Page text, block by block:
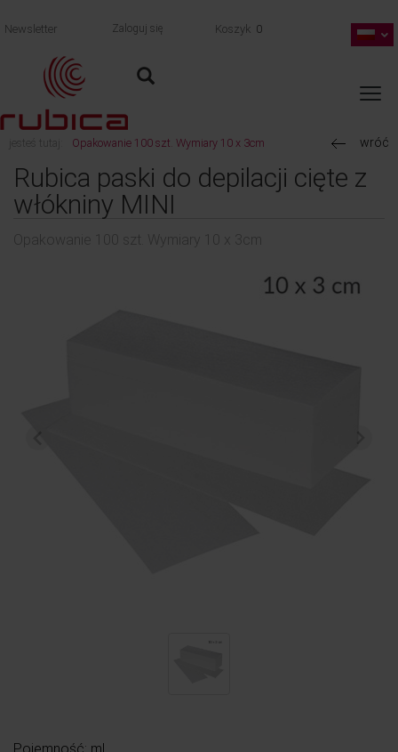
Newsletter Zaloguj się Koszyk 0
jesteś tutaj: Opakowanie 100 szt. Wymiary 10 x 3cm wróć
Rubica paski do depilacji cięte z
włókniny MINI
Opakowanie 100 szt. Wymiary 10 x 3cm